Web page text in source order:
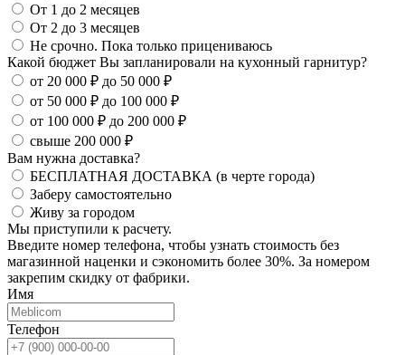
От 1 до 2 месяцев
От 2 до 3 месяцев
Не срочно. Пока только прицениваюсь
Какой бюджет Вы запланировали на кухонный гарнитур?
от 20 000 ₽ до 50 000 ₽
от 50 000 ₽ до 100 000 ₽
от 100 000 ₽ до 200 000 ₽
свыше 200 000 ₽
Вам нужна доставка?
БЕСПЛАТНАЯ ДОСТАВКА (в черте города)
Заберу самостоятельно
Живу за городом
Мы приступили к расчету.
Введите номер телефона, чтобы узнать стоимость без
магазинной наценки и сэкономить более 30%. За номером
закрепим скидку от фабрики.
Имя
Телефон